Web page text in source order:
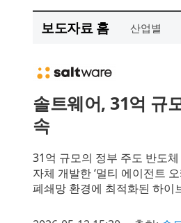
보도자료 홈 산업별
솔트웨어, 31억 규
속
31억 규모의 정부 주도 반도
자체 개발한 ‘멀티 에이전트
폐쇄망 환경에 최적화된 하이